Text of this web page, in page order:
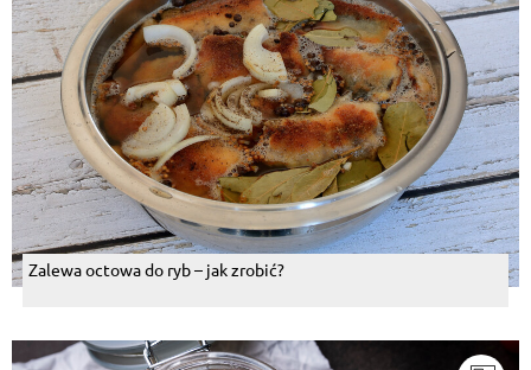
Zalewa octowa do ryb – jak zrobić?